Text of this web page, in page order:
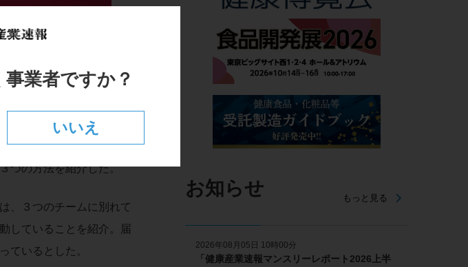
己点検等報告について
テムに制限がかかり、操
の要件を欠くことにな
点検報告のGMPの準拠状
果を届出者に報告させて
つの方法を紹介した。
、３つのチームに別れて
していることを紹介。届
ているとした。
お知らせ もっと見る
2026年08月05日 10時00分
「健康産業速報マンスリーレポート2026上半
業者ですか？
いいえ